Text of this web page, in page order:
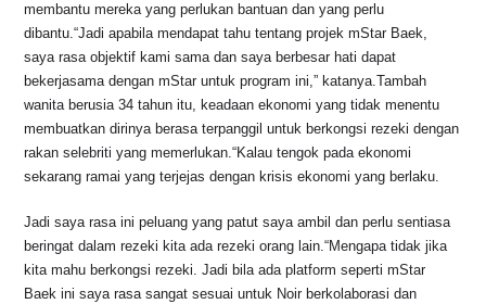
membantu mereka yang perlukan bantuan dan yang perlu
dibantu.“Jadi apabila mendapat tahu tentang projek mStar Baek,
saya rasa objektif kami sama dan saya berbesar hati dapat
bekerjasama dengan mStar untuk program ini,” katanya.Tambah
wanita berusia 34 tahun itu, keadaan ekonomi yang tidak menentu
membuatkan dirinya berasa terpanggil untuk berkongsi rezeki dengan
rakan selebriti yang memerlukan.“Kalau tengok pada ekonomi
sekarang ramai yang terjejas dengan krisis ekonomi yang berlaku.
Jadi saya rasa ini peluang yang patut saya ambil dan perlu sentiasa
beringat dalam rezeki kita ada rezeki orang lain.“Mengapa tidak jika
kita mahu berkongsi rezeki. Jadi bila ada platform seperti mStar
Baek ini saya rasa sangat sesuai untuk Noir berkolaborasi dan